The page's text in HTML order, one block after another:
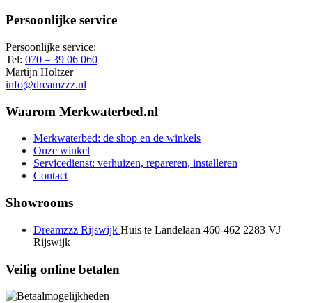
Persoonlijke service
Persoonlijke service:
Tel: 070 – 39 06 060
Martijn Holtzer
info@dreamzzz.nl
Waarom Merkwaterbed.nl
Merkwaterbed: de shop en de winkels
Onze winkel
Servicedienst: verhuizen, repareren, installeren
Contact
Showrooms
Dreamzzz Rijswijk Huis te Landelaan 460-462 2283 VJ
Rijswijk
Veilig online betalen